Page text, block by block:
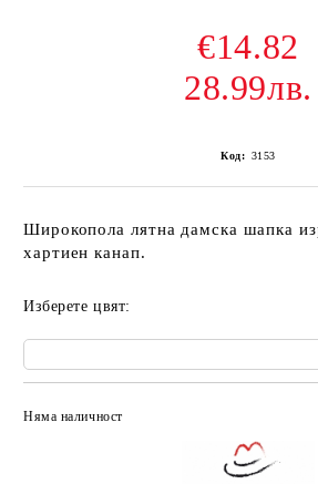
€14.82
28.99лв.
Код: 3153
Широкопола лятна дамска шапка
хартиен канап.
Изберете цвят:
Няма наличност